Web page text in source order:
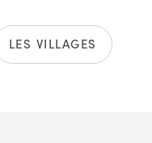
LES VILLAGES